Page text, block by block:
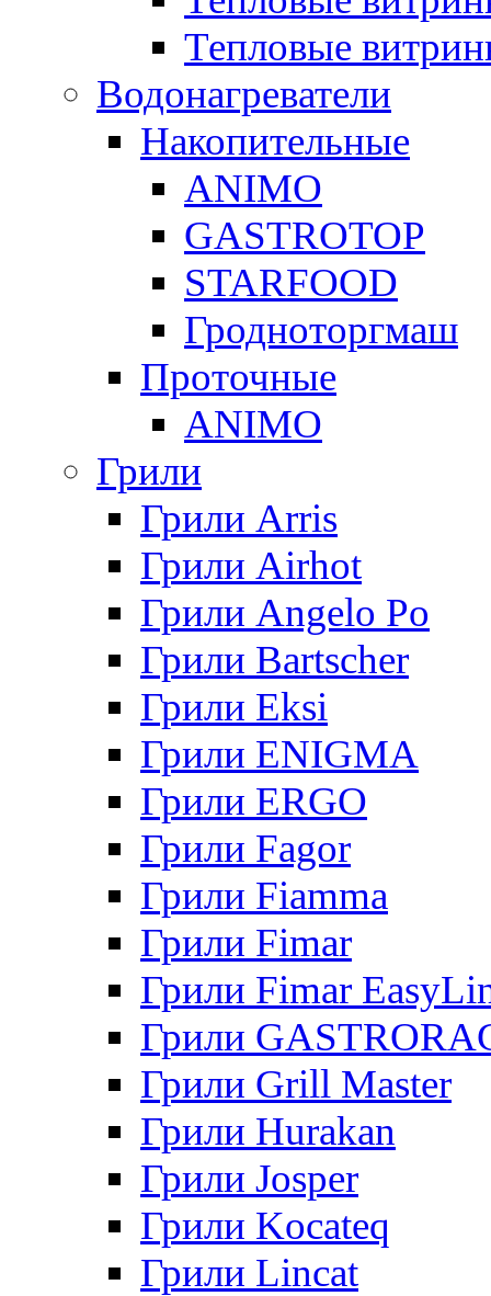
Тепловые
Водонагреватели
Накопительные
ANIMO
GASTROTOP
STARFOOD
Гродноторгмаш
Проточные
ANIMO
Грили
Грили Arris
Грили Airhot
Грили Angelo Po
Грили Bartscher
Грили Eksi
Грили ENIGMA
Грили ERGO
Грили Fagor
Грили Fiamma
Грили Fimar
Грили Fimar
Грили
Грили Grill Master
Грили Hurakan
Грили Josper
Грили Kocateq
Грили Lincat